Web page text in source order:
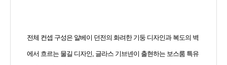
전체 컨셉 구성은 알베이 던전의 화려한 기둥 디자인과 복도의 벽
에서 흐르는 물길 디자인, 글라스 기브넨이 출현하는 보스룸 특유